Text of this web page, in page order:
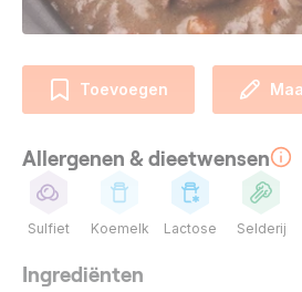
Toevoegen
Allergenen & dieetwensen
Sulfiet Koemelk Lactose Selderij
Ingrediënten